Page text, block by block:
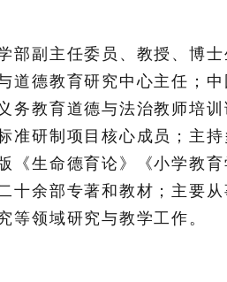
部副主任委员、教授、博
道德教育研究中心主任；
务教育道德与法治教师培
准研制项目核心成员；主
《生命德育论》《小学教
十余部专著和教材；主要
等领域研究与教学工作。